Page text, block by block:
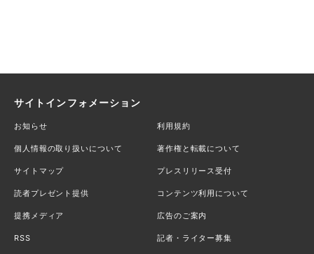
サイトインフォメーション
お知らせ 利用規約
個人情報の取り扱いについて 著作権と転載について
サイトマップ プレスリリース受付
読者プレゼント提供 コンテンツ利用について
提携メディア 広告のご案内
RSS 記者・ライター募集